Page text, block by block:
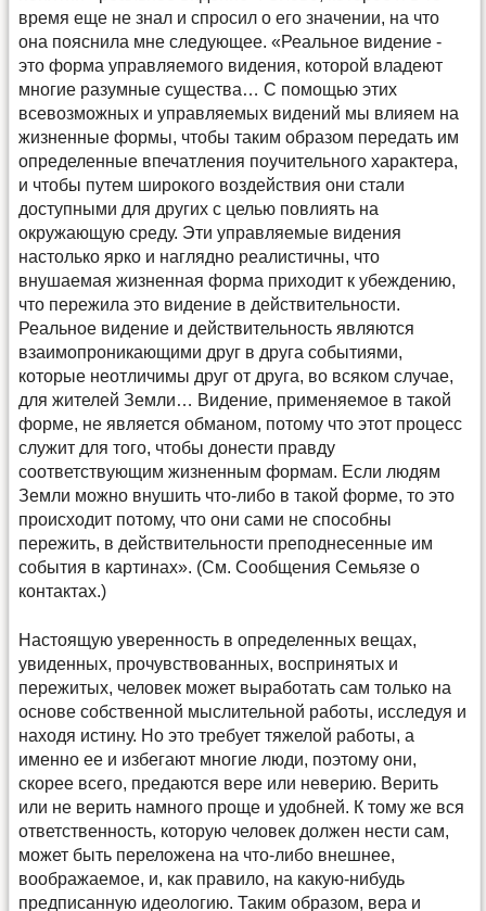
время еще не знал и спросил о его значении, на что
она пояснила мне следующее. «Реальное видение -
это форма управляемого видения, которой владеют
многие разумные существа… С помощью этих
всевозможных и управляемых видений мы влияем на
жизненные формы, чтобы таким образом передать им
определенные впечатления поучительного характера,
и чтобы путем широкого воздействия они стали
доступными для других с целью повлиять на
окружающую среду. Эти управляемые видения
настолько ярко и наглядно реалистичны, что
внушаемая жизненная форма приходит к убеждению,
что пережила это видение в действительности.
Реальное видение и действительность являются
взаимопроникающими друг в друга событиями,
которые неотличимы друг от друга, во всяком случае,
для жителей Земли… Видение, применяемое в такой
форме, не является обманом, потому что этот процесс
служит для того, чтобы донести правду
соответствующим жизненным формам. Если людям
Земли можно внушить что-либо в такой форме, то это
происходит потому, что они сами не способны
пережить, в действительности преподнесенные им
события в картинах». (См. Сообщения Семьязе о
контактах.)
Настоящую уверенность в определенных вещах,
увиденных, прочувствованных, воспринятых и
пережитых, человек может выработать сам только на
основе собственной мыслительной работы, исследуя и
находя истину. Но это требует тяжелой работы, а
именно ее и избегают многие люди, поэтому они,
скорее всего, предаются вере или неверию. Верить
или не верить намного проще и удобней. К тому же вся
ответственность, которую человек должен нести сам,
может быть переложена на что-либо внешнее,
воображаемое, и, как правило, на какую-нибудь
предписанную идеологию. Таким образом, вера и